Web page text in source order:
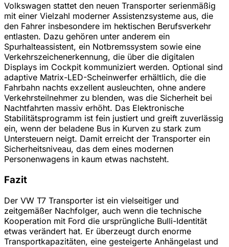
Volkswagen stattet den neuen Transporter serienmäßig
mit einer Vielzahl moderner Assistenzsysteme aus, die
den Fahrer insbesondere im hektischen Berufsverkehr
entlasten. Dazu gehören unter anderem ein
Spurhalteassistent, ein Notbremssystem sowie eine
Verkehrszeichenerkennung, die über die digitalen
Displays im Cockpit kommuniziert werden. Optional sind
adaptive Matrix-LED-Scheinwerfer erhältlich, die die
Fahrbahn nachts exzellent ausleuchten, ohne andere
Verkehrsteilnehmer zu blenden, was die Sicherheit bei
Nachtfahrten massiv erhöht. Das Elektronische
Stabilitätsprogramm ist fein justiert und greift zuverlässig
ein, wenn der beladene Bus in Kurven zu stark zum
Untersteuern neigt. Damit erreicht der Transporter ein
Sicherheitsniveau, das dem eines modernen
Personenwagens in kaum etwas nachsteht.
Fazit
Der VW T7 Transporter ist ein vielseitiger und
zeitgemäßer Nachfolger, auch wenn die technische
Kooperation mit Ford die ursprüngliche Bulli-Identität
etwas verändert hat. Er überzeugt durch enorme
Transportkapazitäten, eine gesteigerte Anhängelast und